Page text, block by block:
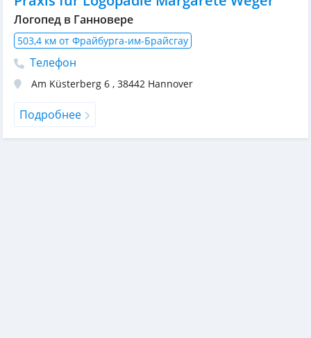
Логопед в Ганновере
503,4 км от Фрайбурга-им-Брайсгау
Телефон
Am Küsterberg 6 , 38442 Hannover
Подробнее